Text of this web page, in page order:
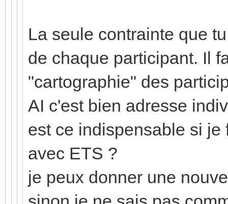
La seule contrainte que
de chaque participant. Il
"cartographie" des
AI c'est bien adresse
est ce indispensable si
avec ETS ?
je peux donner une